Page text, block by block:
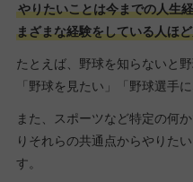
やりたいことは今までの人生
まざまな経験をしている人ほ
たとえば、野球を知らないと
「野球を見たい」「野球選手
また、スポーツなど特定の何
りそれらの共通点からやりた
す。